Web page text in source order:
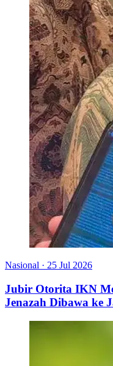
Nasional · 25 Jul 2026
Jubir Otorita IKN
Jenazah Dibawa ke